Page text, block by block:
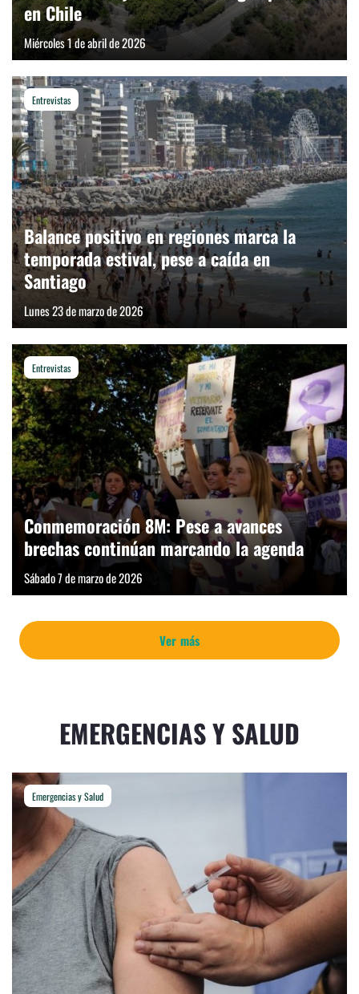
Ver más
en Chile
Miércoles 1 de abril de 2026
Entrevistas
Balance positivo en regiones marca la
temporada estival, pese a caída en
Santiago
Lunes 23 de marzo de 2026
Entrevistas
Conmemoración 8M: Pese a avances
brechas continúan marcando la agenda
Sábado 7 de marzo de 2026
EMERGENCIAS Y SALUD
Emergencias y Salud